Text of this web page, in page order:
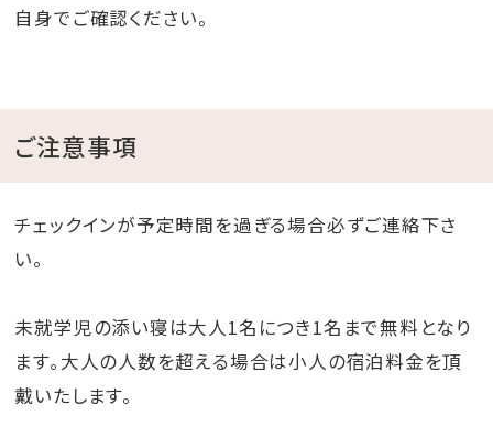
自身でご確認ください。
ご注意事項
チェックインが予定時間を過ぎる場合必ずご連絡下さ
い。
未就学児の添い寝は大人1名につき1名まで無料となり
ます。大人の人数を超える場合は小人の宿泊料金を頂
戴いたします。